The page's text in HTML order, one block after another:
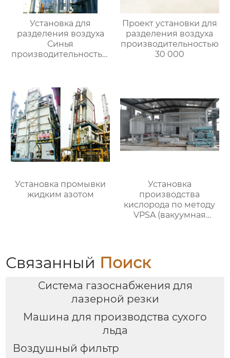
Установка для
разделения воздуха
Синья
производительностью
Проект установки для
разделения воздуха
производительностью
30 000
Установка промывки
жидким азотом
Установка
производства
кислорода по методу
VPSA (вакуумная
Связанный Поиск
Система газоснабжения для
лазерной резки
Машина для производства сухого
льда
Воздушный фильтр